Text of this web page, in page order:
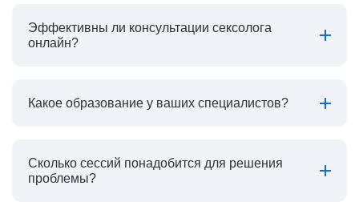
Эффективны ли консультации сексолога
онлайн?
Какое образование у ваших специалистов?
Сколько сессий понадобится для решения
проблемы?